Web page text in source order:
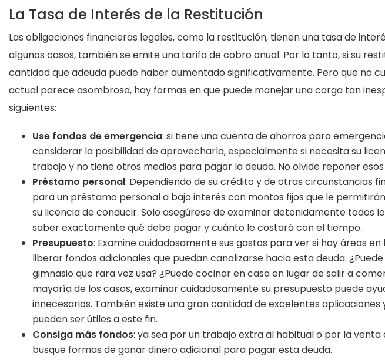
La Tasa de Interés de la Restitución
Las obligaciones financieras legales, como la restitución, tienen una tasa de
algunos casos, también se emite una tarifa de cobro anual. Por lo tanto, si su
cantidad que adeuda puede haber aumentado significativamente. Pero que no
actual parece asombrosa, hay formas en que puede manejar una carga tan
siguientes:
Use fondos de emergencia: si tiene una cuenta de ahorros para
considerar la posibilidad de aprovecharla, especialmente si necesita su
trabajo y no tiene otros medios para pagar la deuda. No olvide reponer
Préstamo personal: Dependiendo de su crédito y de otras circunstancias
para un préstamo personal a bajo interés con montos fijos que le
su licencia de conducir. Solo asegúrese de examinar detenidamente todos
saber exactamente qué debe pagar y cuánto le costará con el tiempo.
Presupuesto: Examine cuidadosamente sus gastos para ver si hay áreas
liberar fondos adicionales que puedan canalizarse hacia esta deuda.
gimnasio que rara vez usa? ¿Puede cocinar en casa en lugar de salir a
mayoría de los casos, examinar cuidadosamente su presupuesto puede
innecesarios. También existe una gran cantidad de excelentes
pueden ser útiles a este fin.
Consiga más fondos: ya sea por un trabajo extra al habitual o por la
busque formas de ganar dinero adicional para pagar esta deuda.